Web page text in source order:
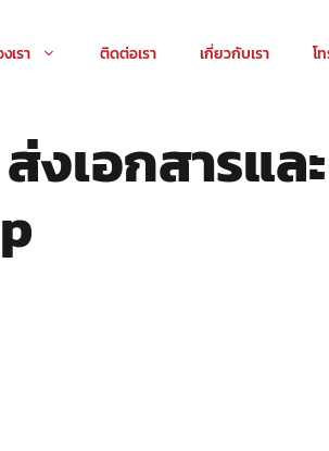
เรา ติดต่อเรา เกี่ยวกับเรา โ
งเอกสารและ